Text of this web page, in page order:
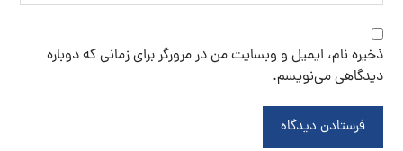
ذخیره نام، ایمیل و وبسایت من در مرورگر برای زمانی که دوباره
دیدگاهی می‌نویسم.
فرستادن دیدگاه